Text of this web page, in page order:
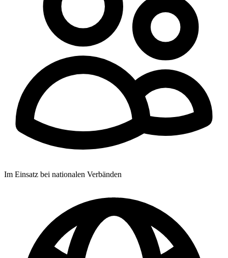
Im Einsatz bei nationalen Verbänden